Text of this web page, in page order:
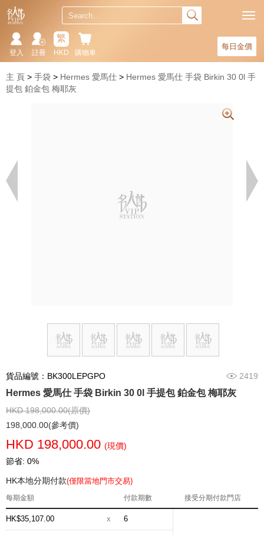
每日金價
購物車
繁
HKD
註冊
登入
主 頁 手袋 Hermes 愛馬仕
Hermes 愛馬仕 手袋 Birkin 30 0l 手
提包 鉑金包 梅耶灰
貨品編號：BK300LEPGPO 2419
Hermes 愛馬仕 手袋 Birkin 30 0l 手提包 鉑金包 梅耶灰
HKD 198,000.00(原價)
198,000.00(參考價)
HKD 198,000.00 (現價)
節省: 0%
HK本地分期付款(僅限當地門市交易)
每期金額 付款期數 接受分期付款門店
HK$35,107.00 x 6